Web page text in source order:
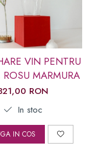
VIN PENTRU
MARMURA
RON
In stoc
IN COS